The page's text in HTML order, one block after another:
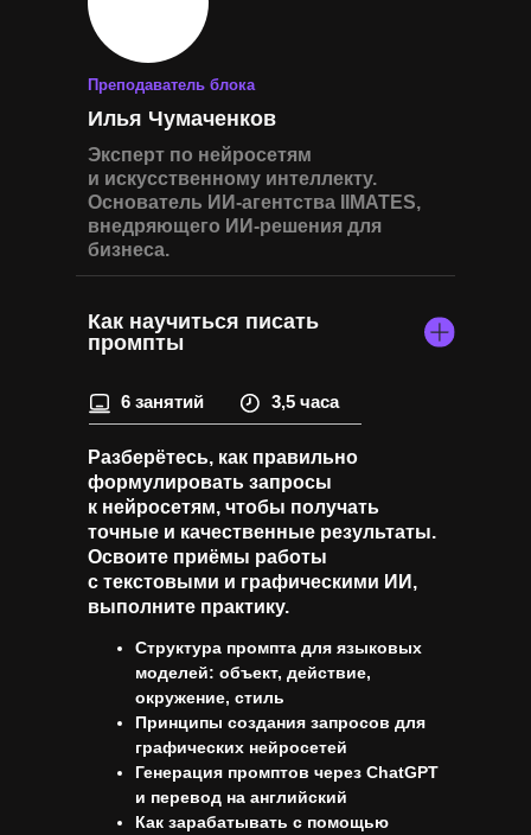
Илья Чумаченков
Эксперт по нейросетям
и искусственному интеллекту.
Основатель ИИ-агентства IIMATES,
внедряющего ИИ-решения для
бизнеса.
Преподаватель блока
Как научиться писать
промпты
3,5 часа
6 занятий
Разберётесь, как правильно
формулировать запросы
к нейросетям, чтобы получать
точные и качественные результаты.
Освоите приёмы работы
с текстовыми и графическими ИИ,
выполните практику.
Структура промпта для языковых
моделей: объект, действие,
окружение, стиль
Принципы создания запросов для
графических нейросетей
Генерация промптов через ChatGPT
и перевод на английский
Как зарабатывать с помощью